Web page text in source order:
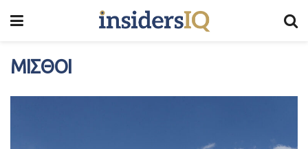
ΜΙΣΘΟΙ